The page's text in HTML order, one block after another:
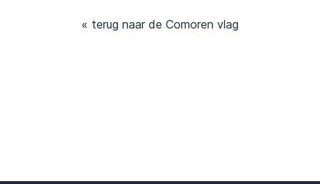
« terug naar de Comoren vlag